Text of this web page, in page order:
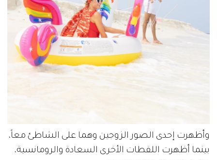
وأظهرت إحدى الصور الزوجين وهما على الشاطئ معاً،
بينما أظهرت اللقطات الأخرى السعادة والرومانسية،